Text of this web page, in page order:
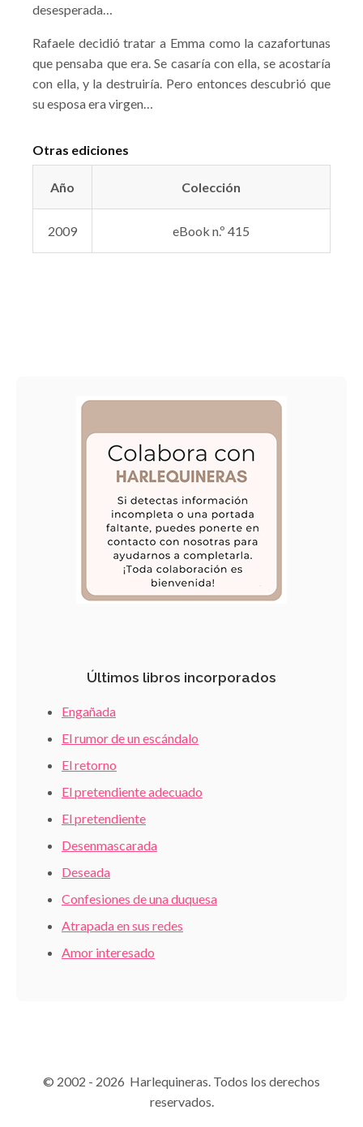
desesperada…
Rafaele decidió tratar a Emma como la cazafortunas
que pensaba que era. Se casaría con ella, se acostaría
con ella, y la destruiría. Pero entonces descubrió que
su esposa era virgen…
Otras ediciones
Año Colección
2009 eBook n.º 415
Últimos libros incorporados
Engañada
El rumor de un escándalo
El retorno
El pretendiente adecuado
El pretendiente
Desenmascarada
Deseada
Confesiones de una duquesa
Atrapada en sus redes
Amor interesado
© 2002 - 2026 Harlequineras. Todos los derechos
reservados.